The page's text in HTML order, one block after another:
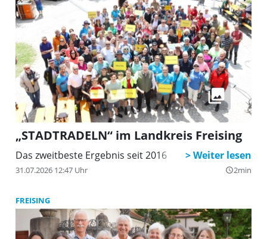
„STADTRADELN“ im Landkreis Freising
Das zweitbeste Ergebnis seit 2016
31.07.2026 12:47 Uhr query_builder2min
FREISING